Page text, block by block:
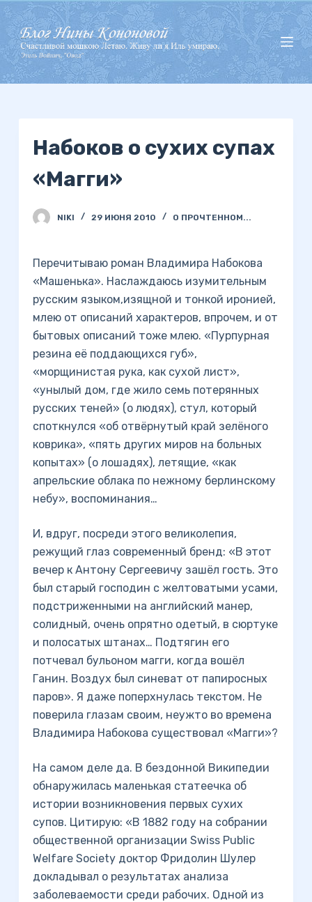
П
е
р
е
й
Набоков о сухих супах
«Магги»
NIKI 29 ИЮНЯ 2010 О ПРОЧТЕННОМ...
Перечитываю роман Владимира Набокова
«Машенька». Наслаждаюсь изумительным
русским языком,изящной и тонкой иронией,
млею от описаний характеров, впрочем, и от
бытовых описаний тоже млею. «Пурпурная
резина её поддающихся губ»,
«морщинистая рука, как сухой лист»,
«унылый дом, где жило семь потерянных
русских теней» (о людях), стул, который
споткнулся «об отвёрнутый край зелёного
коврика», «пять других миров на больных
копытах» (о лошадях), летящие, «как
апрельские облака по нежному берлинскому
небу», воспоминания…
И, вдруг, посреди этого великолепия,
режущий глаз современный бренд: «В этот
вечер к Антону Сергеевичу зашёл гость. Это
был старый господин с желтоватыми усами,
подстриженными на английский манер,
солидный, очень опрятно одетый, в сюртуке
и полосатых штанах… Подтягин его
потчевал бульоном магги, когда вошёл
Ганин. Воздух был синеват от папиросных
паров». Я даже поперхнулась текстом. Не
поверила глазам своим, неужто во времена
Владимира Набокова существовал «Магги»?
На самом деле да. В бездонной Википедии
обнаружилась маленькая статеечка об
истории возникновения первых сухих
супов. Цитирую: «В 1882 году на собрании
общественной организации Swiss Public
Welfare Society доктор Фридолин Шулер
докладывал о результатах анализа
заболеваемости среди рабочих. Одной из